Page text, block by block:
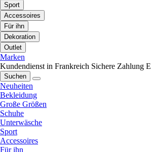
Sport
Accessoires
Für ihn
Dekoration
Outlet
Marken
Kundendienst in Frankreich Sichere Zahlung
Suchen
Neuheiten
Bekleidung
Große Größen
Schuhe
Unterwäsche
Sport
Accessoires
Für ihn